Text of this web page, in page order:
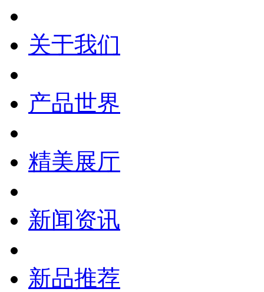
关于我们
产品世界
精美展厅
新闻资讯
新品推荐